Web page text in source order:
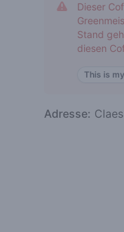
Dieser
Stand
diesen
This is
Adresse: